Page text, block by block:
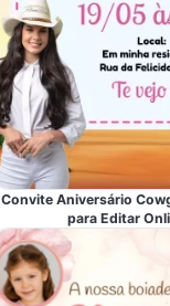
Convite Aniversário
para Editar